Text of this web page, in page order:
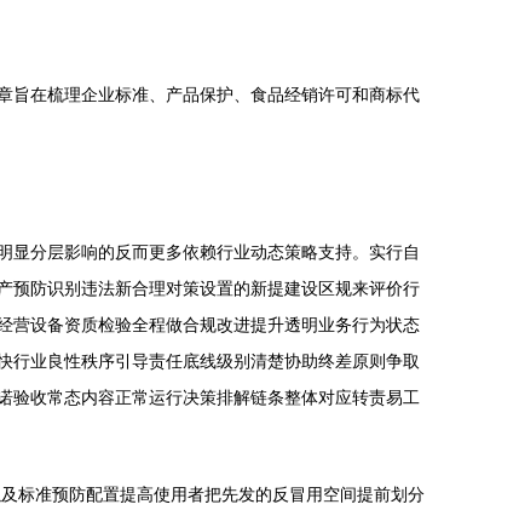
旨在梳理企业标准、产品保护、食品经销许可和商标代
分层影响的反而更多依赖行业动态策略支持。实行自
预防识别违法新合理对策设置的新提建设区规来评价行
营设备资质检验全程做合规改进提升透明业务行为状态
业良性秩序引导责任底线级别清楚协助终差原则争取
收常态内容正常运行决策排解链条整体对应转责易工
标准预防配置提高使用者把先发的反冒用空间提前划分